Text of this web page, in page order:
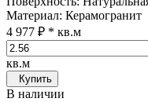
Материал: Керамогранит
4 977 ₽ * кв.м
кв.м
Купить
В наличии